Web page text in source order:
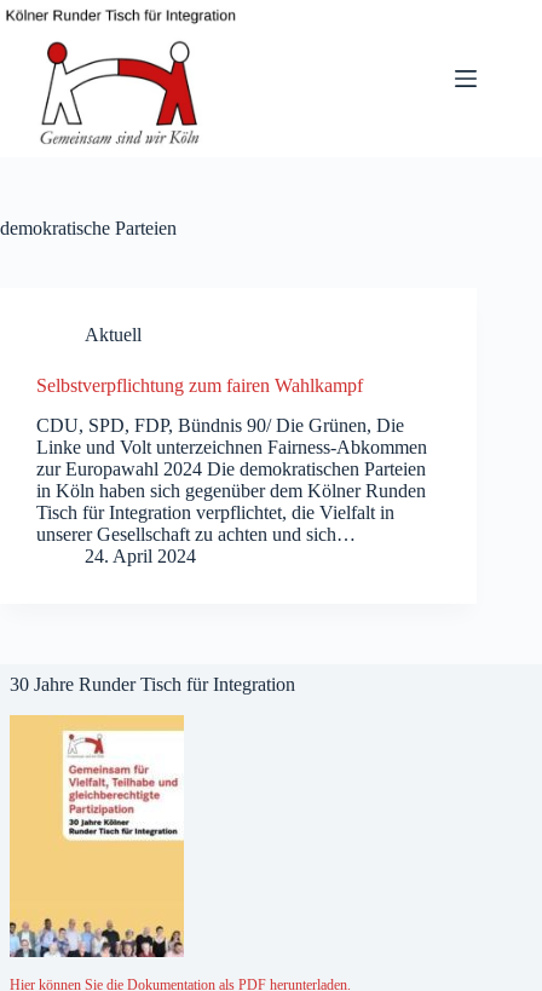
Zum
springen
demokratische Parteien
Aktuell
Selbstverpflichtung zum fairen Wahlkampf
CDU, SPD, FDP, Bündnis 90/ Die Grünen, Die
Linke und Volt unterzeichnen Fairness-Abkommen
zur Europawahl 2024 Die demokratischen Parteien
in Köln haben sich gegenüber dem Kölner Runden
Tisch für Integration verpflichtet, die Vielfalt in
unserer Gesellschaft zu achten und sich…
24. April 2024
30 Jahre Runder Tisch für Integration
Hier können Sie die Dokumentation als PDF herunterladen.